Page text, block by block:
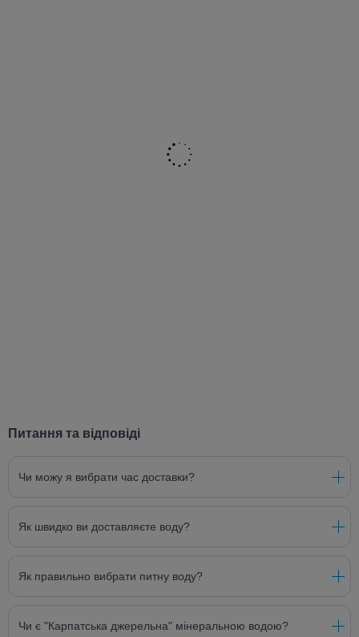
Питання та відповіді
Чи можу я вибрати час доставки?
Як швидко ви доставляєте воду?
Як правильно вибрати питну воду?
Чи є "Карпатська джерельна" мінеральною водою?